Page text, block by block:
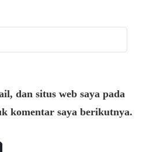
dan situs web saya pada
komentar saya berikutnya.